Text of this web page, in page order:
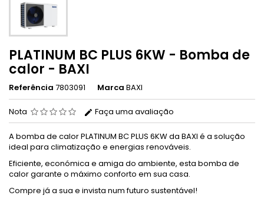
PLATINUM BC PLUS 6KW - Bomba de
calor - BAXI
Referência 7803091 Marca BAXI
Nota Faça uma avaliação
A bomba de calor PLATINUM BC PLUS 6KW da BAXI é a solução
ideal para climatização e energias renováveis.
Eficiente, económica e amiga do ambiente, esta bomba de
calor garante o máximo conforto em sua casa.
Compre já a sua e invista num futuro sustentável!